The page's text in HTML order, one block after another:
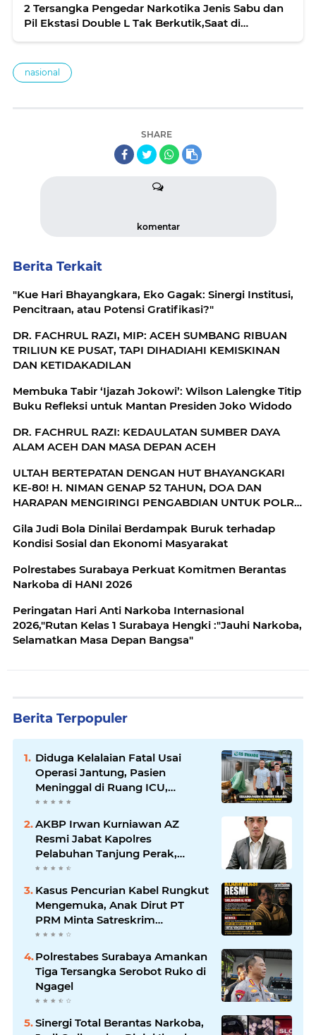
2 Tersangka Pengedar Narkotika Jenis Sabu dan
Pil Ekstasi Double L Tak Berkutik,Saat di
nasional
SHARE
komentar
Berita Terkait
"Kue Hari Bhayangkara, Eko Gagak: Sinergi Institusi,
Pencitraan, atau Potensi Gratifikasi?"
DR. FACHRUL RAZI, MIP: ACEH SUMBANG RIBUAN
TRILIUN KE PUSAT, TAPI DIHADIAHI KEMISKINAN
DAN KETIDAKADILAN
Membuka Tabir ‘Ijazah Jokowi’: Wilson Lalengke Titip
Buku Refleksi untuk Mantan Presiden Joko Widodo
DR. FACHRUL RAZI: KEDAULATAN SUMBER DAYA
ALAM ACEH DAN MASA DEPAN ACEH
ULTAH BERTEPATAN DENGAN HUT BHAYANGKARI
KE-80! H. NIMAN GENAP 52 TAHUN, DOA DAN
HARAPAN MENGIRINGI PENGABDIAN UNTUK POLRI
Gila Judi Bola Dinilai Berdampak Buruk terhadap
Kondisi Sosial dan Ekonomi Masyarakat
Polrestabes Surabaya Perkuat Komitmen Berantas
Narkoba di HANI 2026
Peringatan Hari Anti Narkoba Internasional
2026,"Rutan Kelas 1 Surabaya Hengki :"Jauhi Narkoba,
Selamatkan Masa Depan Bangsa"
Berita Terpopuler
Diduga Kelalaian Fatal Usai
Operasi Jantung, Pasien
Meninggal di Ruang ICU,
Keluarga Tuntut RSUD dr.
Jawab
AKBP Irwan Kurniawan AZ
Resmi Jabat Kapolres
Pelabuhan Tanjung Perak,
Pimpinan Redaksi
Sampaikan Ucapan Selamat
Kasus Pencurian Kabel Rungkut
Mengemuka, Anak Dirut PT
PRM Minta Satreskrim
Polrestabes Surabaya Usut
Polrestabes Surabaya Amankan
Tiga Tersangka Serobot Ruko di
Ngagel
Sinergi Total Berantas Narkoba,